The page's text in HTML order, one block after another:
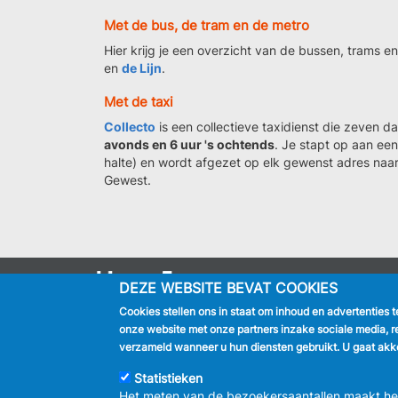
Met de bus, de tram en de metro
Hier krijg je een overzicht van de bussen, trams
en de Lijn.
Met de taxi
Collecto is een collectieve taxidienst die zeven
avonds en 6 uur 's ochtends. Je stapt op aan
halte) en wordt afgezet op elk gewenst adres
Gewest.
IK BEN
Inwoner
Toerist
Bedrijf
DEZE WEBSITE BEVAT COOKIES
Cookies stellen ons in staat om inhoud en advertenties
onze website met onze partners inzake sociale media,
verzameld wanneer u hun diensten gebruikt. U gaat
Statistieken